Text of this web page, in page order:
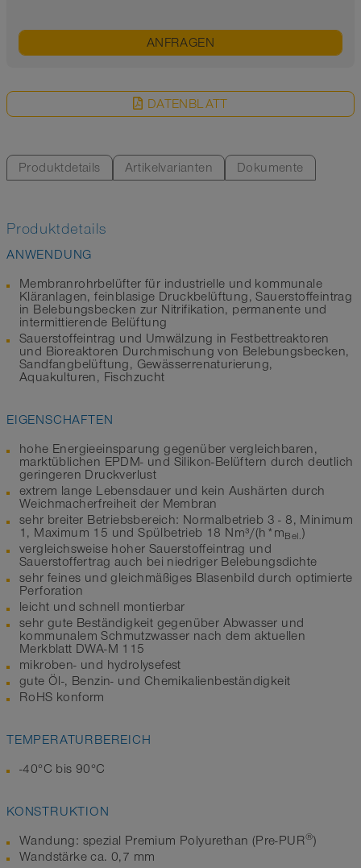
ANFRAGEN
DATENBLATT
Produktdetails Artikelvarianten Dokumente
Produktdetails
ANWENDUNG
Membranrohrbelüfter für industrielle und kommunale
Kläranlagen, feinblasige Druckbelüftung, Sauerstoffeintrag
in Belebungsbecken zur Nitrifikation, permanente und
intermittierende Belüftung
Sauerstoffeintrag und Umwälzung in Festbettreaktoren
und Bioreaktoren Durchmischung von Belebungsbecken,
Sandfangbelüftung, Gewässerrenaturierung,
Aquakulturen, Fischzucht
EIGENSCHAFTEN
hohe Energieeinsparung gegenüber vergleichbaren,
marktüblichen EPDM- und Silikon-Belüftern durch deutlich
geringeren Druckverlust
extrem lange Lebensdauer und kein Aushärten durch
Weichmacherfreiheit der Membran
sehr breiter Betriebsbereich: Normalbetrieb 3 - 8, Minimum
1, Maximum 15 und Spülbetrieb 18 Nm³/(h*mBel.)
vergleichsweise hoher Sauerstoffeintrag und
Sauerstoffertrag auch bei niedriger Belebungsdichte
sehr feines und gleichmäßiges Blasenbild durch optimierte
Perforation
leicht und schnell montierbar
sehr gute Beständigkeit gegenüber Abwasser und
kommunalem Schmutzwasser nach dem aktuellen
Merkblatt DWA-M 115
mikroben- und hydrolysefest
gute Öl-, Benzin- und Chemikalienbeständigkeit
RoHS konform
TEMPERATURBEREICH
-40°C bis 90°C
KONSTRUKTION
Wandung: spezial Premium Polyurethan (Pre-PUR®)
Wandstärke ca. 0,7 mm